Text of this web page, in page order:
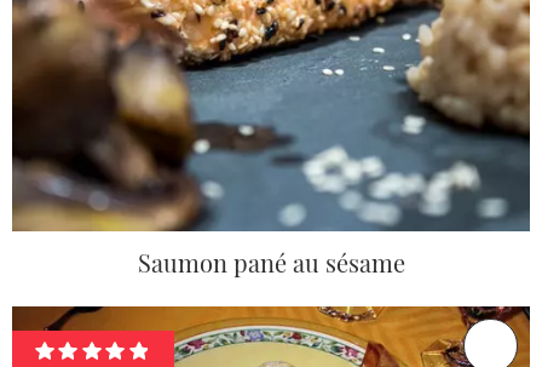
Saumon pané au sésame